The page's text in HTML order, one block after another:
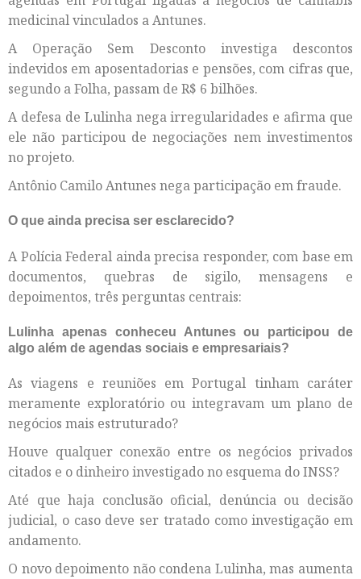
medicinal vinculados a Antunes.
A Operação Sem Desconto investiga descontos
indevidos em aposentadorias e pensões, com cifras que,
segundo a Folha, passam de R$ 6 bilhões.
A defesa de Lulinha nega irregularidades e afirma que
ele não participou de negociações nem investimentos
no projeto.
Antônio Camilo Antunes nega participação em fraude.
O que ainda precisa ser esclarecido?
A Polícia Federal ainda precisa responder, com base em
documentos, quebras de sigilo, mensagens e
depoimentos, três perguntas centrais:
Lulinha apenas conheceu Antunes ou participou de
algo além de agendas sociais e empresariais?
As viagens e reuniões em Portugal tinham caráter
meramente exploratório ou integravam um plano de
negócios mais estruturado?
Houve qualquer conexão entre os negócios privados
citados e o dinheiro investigado no esquema do INSS?
Até que haja conclusão oficial, denúncia ou decisão
judicial, o caso deve ser tratado como investigação em
andamento.
O novo depoimento não condena Lulinha, mas aumenta